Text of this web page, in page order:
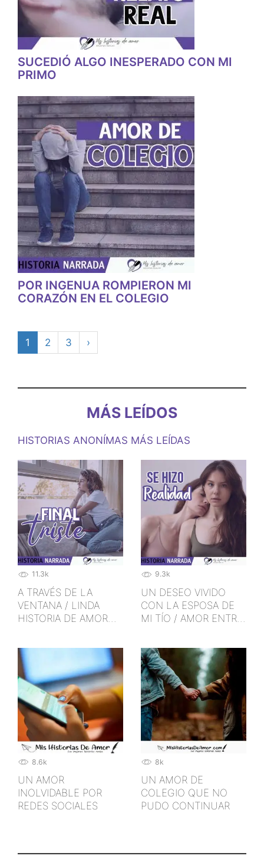
SUCEDIÓ ALGO INESPERADO CON MI
PRIMO
POR INGENUA ROMPIERON MI
CORAZÓN EN EL COLEGIO
1 2 3 ›
MÁS LEÍDOS
HISTORIAS ANONÍMAS MÁS LEÍDAS
11.3k
A TRAVÉS DE LA
VENTANA / LINDA
HISTORIA DE AMOR
9.3k
UN DESEO VIVIDO
CON LA ESPOSA DE
MI TÍO / AMOR ENTRE
8.6k
UN AMOR
INOLVIDABLE POR
REDES SOCIALES
8k
UN AMOR DE
COLEGIO QUE NO
PUDO CONTINUAR